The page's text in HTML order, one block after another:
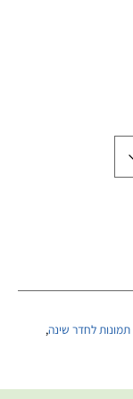
תמונות לחדר שינה,